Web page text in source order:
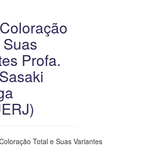
Profa.
Total e Suas Variantes